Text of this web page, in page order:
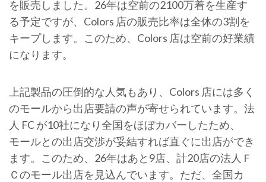
を販売しました。26年は空前の2100万着を生産す
る予定ですが、Colors 店の販売比率は全体の3割を
キープします。このため、Colors 店は空前の好業績
になります。
上記製品の圧倒的な人気もあり、Colors 店には多く
のモールから出店要請の声が寄せられています。法
人 FC が10社になり全国をほぼカバーしたため、
モールとの出店交渉が妥結すれば直ぐに出店ができ
ます。このため、26年はあと9店、計20店の法人Ｆ
Ｃのモール出店を見込んでいます。ただ、全国カ